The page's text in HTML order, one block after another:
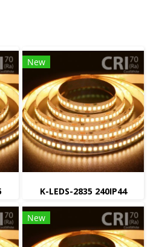
New
K-LEDS-2835 240IP44
New